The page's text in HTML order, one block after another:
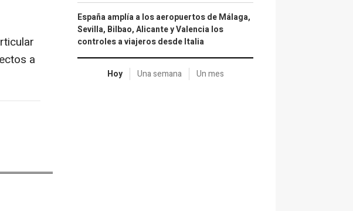
a
España amplía a los aeropuertos de Málaga,
Sevilla, Bilbao, Alicante y Valencia los
controles a viajeros desde Italia
Hoy Una semana Un mes